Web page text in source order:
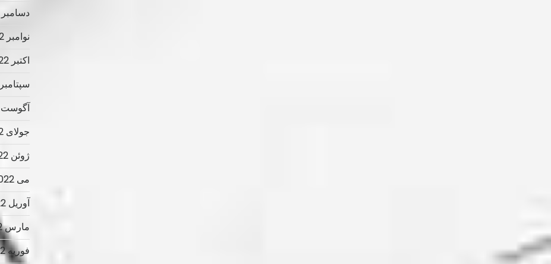
دسامبر 2022
نوامبر 2022
اکتبر 2022
سپتامبر 2022
آگوست 2022
جولای 2022
ژوئن 2022
می 2022
آوریل 2022
مارس 2022
فوریه 2022